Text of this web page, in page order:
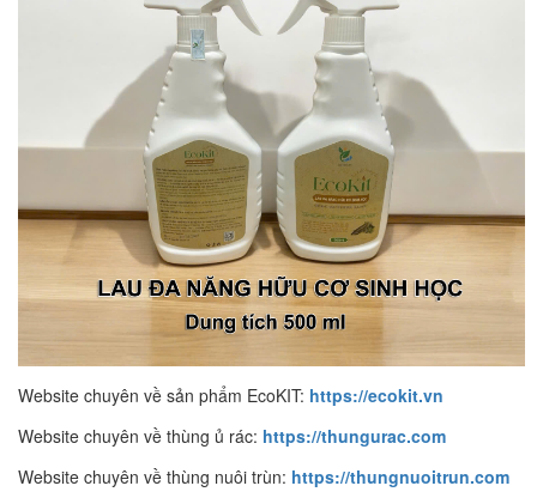
Website chuyên về sản phẩm EcoKIT: https://ecokit.vn
Website chuyên về thùng ủ rác: https://thungurac.com
Website chuyên về thùng nuôi trùn: https://thungnuoitrun.com